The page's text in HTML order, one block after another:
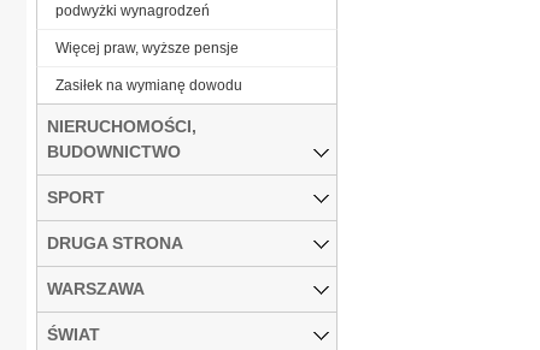
podwyżki wynagrodzeń
Więcej praw, wyższe pensje
Zasiłek na wymianę dowodu
NIERUCHOMOŚCI,
BUDOWNICTWO
SPORT
DRUGA STRONA
WARSZAWA
ŚWIAT